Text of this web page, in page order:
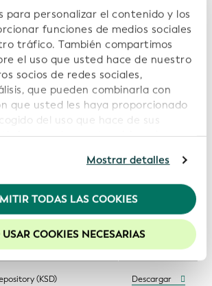
para personalizar el contenido y los
funciones de medios sociales
tráfico. También compartimos
el uso que usted hace de nuestro
socios de redes sociales,
que pueden combinarla con
que usted les haya proporcionado
del uso que hace de sus
usando nuestro sitio web,
Política de
mantener activadas las cookies
experiencia en nuestro sitio web.
Mostrar detalles
TODAS LAS COOKIES
COOKIES NECESARIAS
Consortile di
di Commercio
Descargar
Descargar
Corporation,
Descargar
(KvK; Netherlands
Descargar
(KSD) Descargar